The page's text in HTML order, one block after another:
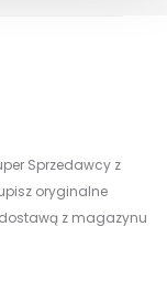
Sprzedawcy z
oryginalne
z magazynu